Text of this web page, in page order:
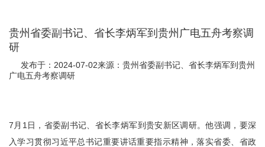
贵州省委副书记、省长李炳军到贵州广电五舟考察调
研
发布于：2024-07-02来源： 贵州省委副书记、省长李炳军到贵州
广电五舟考察调研
7月1日，省委副书记、省长李炳军到贵安新区调研。他强调，要深
入学习贯彻习近平总书记重要讲话重要指示精神，落实省委、省政